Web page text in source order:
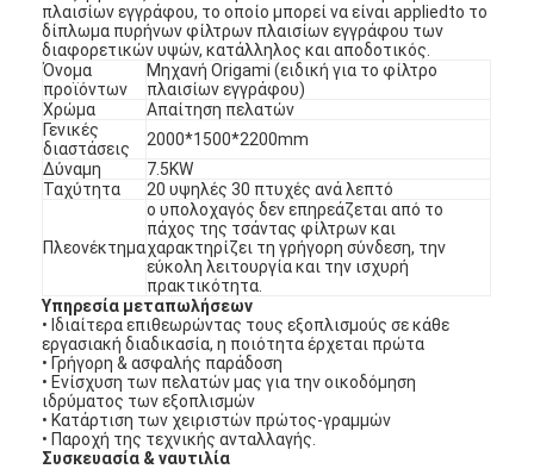
πλαισίων εγγράφου, το οποίο μπορεί να είναι appliedto το
δίπλωμα πυρήνων φίλτρων πλαισίων εγγράφου των
διαφορετικών υψών, κατάλληλος και αποδοτικός.
Όνομα
προϊόντων
Μηχανή Origami (ειδική για το φίλτρο
πλαισίων εγγράφου)
Χρώμα
Απαίτηση πελατών
Γενικές
διαστάσεις
2000*1500*2200mm
Δύναμη
7.5KW
Ταχύτητα
20 υψηλές 30 πτυχές ανά λεπτό
Πλεονέκτημα
ο υπολοχαγός δεν επηρεάζεται από το
πάχος της τσάντας φίλτρων και
χαρακτηρίζει τη γρήγορη σύνδεση, την
εύκολη λειτουργία και την ισχυρή
πρακτικότητα.
Υπηρεσία μεταπωλήσεων
• Ιδιαίτερα επιθεωρώντας τους εξοπλισμούς σε κάθε
εργασιακή διαδικασία, η ποιότητα έρχεται πρώτα
• Γρήγορη & ασφαλής παράδοση
• Ενίσχυση των πελατών μας για την οικοδόμηση
ιδρύματος των εξοπλισμών
• Κατάρτιση των χειριστών πρώτος-γραμμών
• Παροχή της τεχνικής ανταλλαγής.
Συσκευασία & ναυτιλία